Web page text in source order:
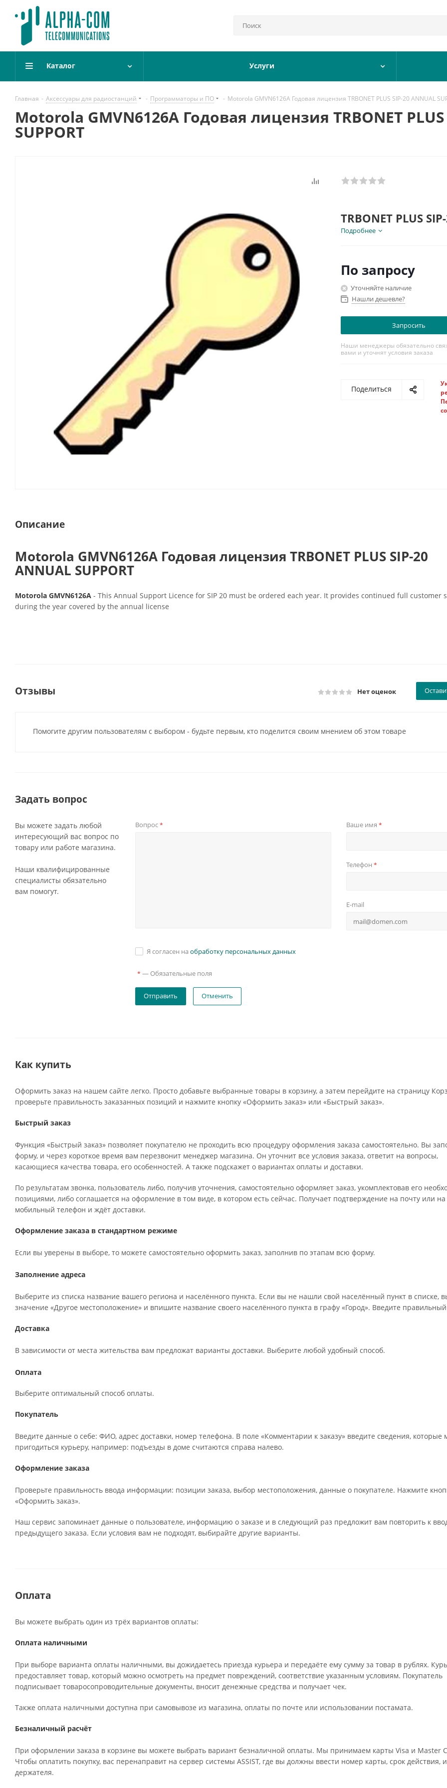
Каталог Услуги
Главная - Аксессуары для радиостанций - Программаторы и ПО - Motorola GMVN6126A Годовая лицензия TRBONET PLUS SIP-20 ANNUAL
Motorola GMVN6126A Годовая лицензия TRBONET
SUPPORT
TRBONET PLUS
Подробнее
По запросу
Уточняйте наличие
Нашли дешевле?
Запросить
Наши менеджеры обязательно
вами и уточнят условия заказа
Поделиться
Описание
Motorola GMVN6126A Годовая лицензия TRBONET PLUS SIP-20
ANNUAL SUPPORT
Motorola GMVN6126A - This Annual Support Licence for SIP 20 must be ordered each year. It provides continued full customer
during the year covered by the annual license
Отзывы Нет оценок
Помогите другим пользователям с выбором - будьте первым, кто поделится своим мнением об этом товаре
Задать вопрос
Вы можете задать любой
интересующий вас вопрос по
товару или работе магазина.
Наши квалифицированные
специалисты обязательно
вам помогут.
Вопрос* Ваше имя *
Телефон *
E-mail
Я согласен наобработку персональных данных
* — Обязательные поля
Отменить
Как купить
Оформить заказ на нашем сайте легко. Просто добавьте выбранные товары в корзину, а затем перейдите на страницу
проверьте правильность заказанных позиций и нажмите кнопку «Оформить заказ» или «Быстрый заказ».
Быстрый заказ
Функция «Быстрый заказ» позволяет покупателю не проходить всю процедуру оформления заказа самостоятельно. Вы
форму, и через короткое время вам перезвонит менеджер магазина. Он уточнит все условия заказа, ответит на вопросы,
касающиеся качества товара, его особенностей. А также подскажет о вариантах оплаты и доставки.
По результатам звонка, пользователь либо, получив уточнения, самостоятельно оформляет заказ, укомплектовав его
позициями, либо соглашается на оформление в том виде, в котором есть сейчас. Получает подтверждение на почту или на
мобильный телефон и ждёт доставки.
Оформление заказа в стандартном режиме
Если вы уверены в выборе, то можете самостоятельно оформить заказ, заполнив по этапам всю форму.
Заполнение адреса
Выберите из списка название вашего региона и населённого пункта. Если вы не нашли свой населённый пункт в списке,
значение «Другое местоположение» и впишите название своего населённого пункта в графу «Город». Введите
Доставка
В зависимости от места жительства вам предложат варианты доставки. Выберите любой удобный способ.
Оплата
Выберите оптимальный способ оплаты.
Покупатель
Введите данные о себе: ФИО, адрес доставки, номер телефона. В поле «Комментарии к заказу» введите сведения, которые
пригодиться курьеру, например: подъезды в доме считаются справа налево.
Оформление заказа
Проверьте правильность ввода информации: позиции заказа, выбор местоположения, данные о покупателе. Нажмите
«Оформить заказ».
Наш сервис запоминает данные о пользователе, информацию о заказе и в следующий раз предложит вам повторить к
предыдущего заказа. Если условия вам не подходят, выбирайте другие варианты.
Оплата
Вы можете выбрать один из трёх вариантов оплаты:
Оплата наличными
При выборе варианта оплаты наличными, вы дожидаетесь приезда курьера и передаёте ему сумму за товар в рублях.
предоставляет товар, который можно осмотреть на предмет повреждений, соответствие указанным условиям. Покупатель
подписывает товаросопроводительные документы, вносит денежные средства и получает чек.
Также оплата наличными доступна при самовывозе из магазина, оплаты по почте или использовании постамата.
Безналичный расчёт
При оформлении заказа в корзине вы можете выбрать вариант безналичной оплаты. Мы принимаем карты Visa и Master
Чтобы оплатить покупку, вас перенаправит на сервер системы ASSIST, где вы должны ввести номер карты, срок действия,
держателя.